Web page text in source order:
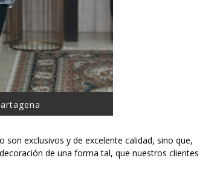
exclusivos y de excelente calidad, sino que,
de una forma tal, que nuestros clientes